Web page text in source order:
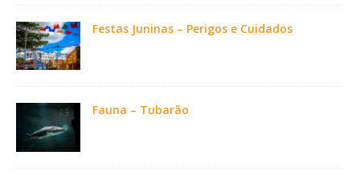
Festas Juninas – Perigos e Cuidados
Fauna – Tubarão